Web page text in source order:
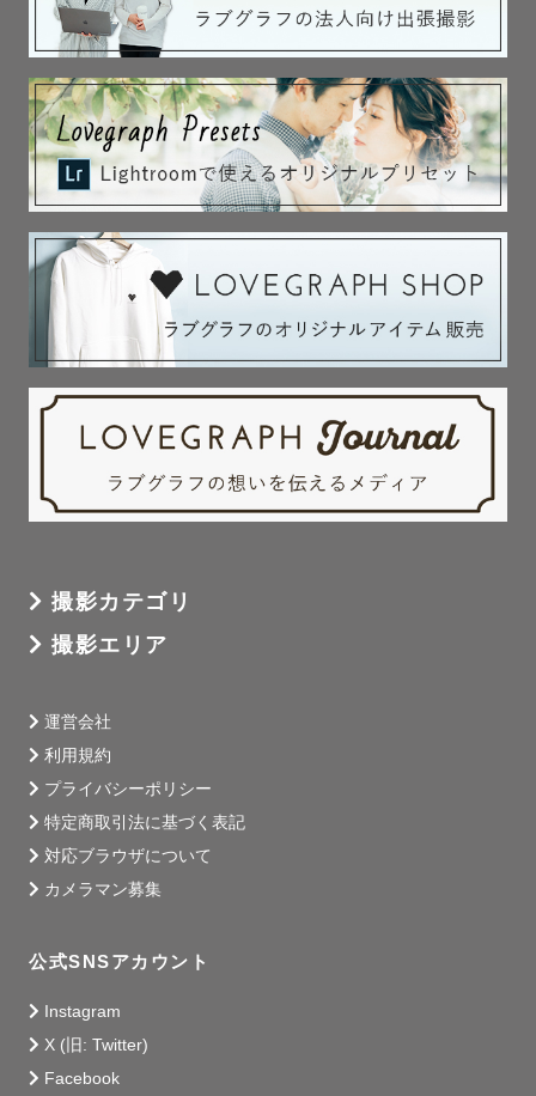
撮影カテゴリ
撮影エリア
運営会社
利用規約
プライバシーポリシー
特定商取引法に基づく表記
対応ブラウザについて
カメラマン募集
公式SNSアカウント
Instagram
X (旧: Twitter)
Facebook